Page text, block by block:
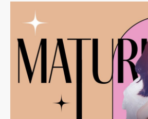
นิทรรศการศิลปะเดี่ยวครั้งที่ 3 คุณจะ
ของการแบ่งปัน เรียนรู้กันและกันผ่
ตัวของเขาจากภาพวาดตามแบบฉบั
เดียมากจากผู้คนและเหตุการณ์ต่าง ๆ
ชีวิตบนโลกใบนี้ เพื่อเชื่อมโยงความรู้
เองไปพร้อมกัน ยินดีต้อนรับสู่โลกเหนื
นาฬิกาส่วนตัวแล้วมาเคลื่อนไหวตา
กาลเวลาแห่งนี้ ขอเชิญทุกท่านรู้สึกไ
เสียงดนตรีที่ได้ยินให้เต็มอิ่ม ตกผลึก